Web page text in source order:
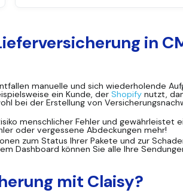
in
manuelle und sich wiederholende
ein Kunde, der Shopify nutzt,
bei der Erstellung von
menschlicher Fehler und gewährleistet
oder vergessene Abdeckungen mehr!
zum Status Ihrer Pakete und zur
Dashboard können Sie alle Ihre
mit Claisy?